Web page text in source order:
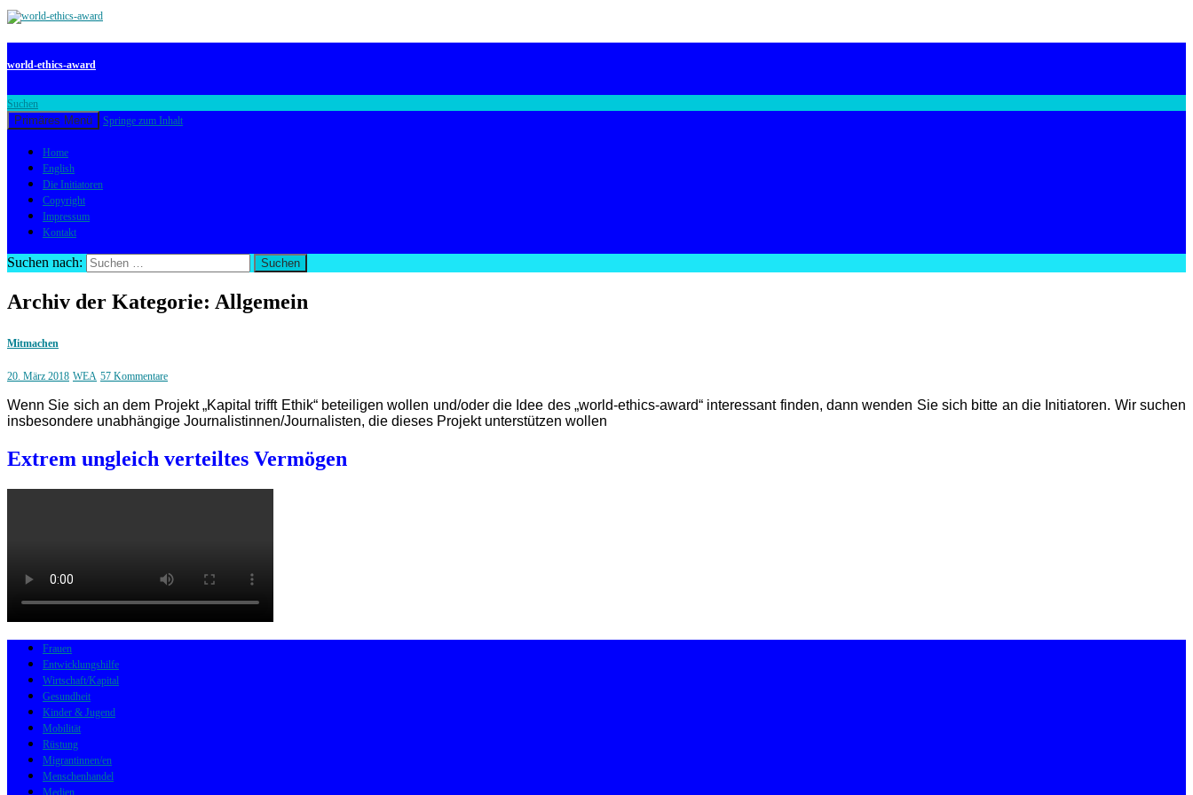
world-ethics-award
Suchen
Primäres Menü Springe zum Inhalt
Home
English
Die Initiatoren
Copyright
Impressum
Kontakt
Suchen nach:
Archiv der Kategorie: Allgemein
Mitmachen
20. März 2018 WEA 57 Kommentare
Wenn Sie sich an dem Projekt „Kapital trifft Ethik“ beteiligen wollen und/oder die Idee des „world-ethics-award“ interessant finden, dann wenden Sie sich bitte an die Initiatoren. Wir suchen
insbesondere unabhängige Journalistinnen/Journalisten, die dieses Projekt unterstützen wollen
Extrem ungleich verteiltes Vermögen
Frauen
Entwicklungshilfe
Wirtschaft/Kapital
Gesundheit
Kinder & Jugend
Mobilität
Rüstung
Migrantinnen/en
Menschenhandel